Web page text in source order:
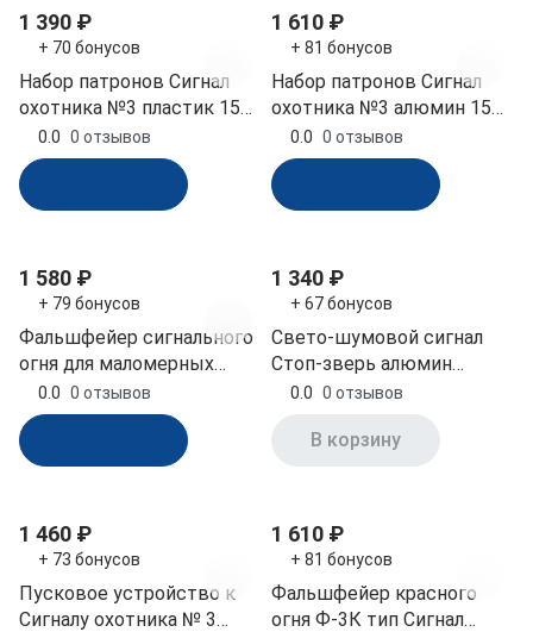
1 390 ₽
+ 70 бонусов
Набор патронов Сигнал
охотника №3 пластик 15
штук (СОП-15)
0.0 0 отзывов
1 610 ₽
+ 81 бонусов
Набор патронов Сигнал
охотника №3 алюмин 15
штук (СОМ-15)
0.0 0 отзывов
1 580 ₽
+ 79 бонусов
Фальшфейер сигнального
огня для маломерных
судов ФМС (ГИМС)
0.0 0 отзывов
1 340 ₽
+ 67 бонусов
Свето-шумовой сигнал
Стоп-зверь алюмин
(СЗ-15)
0.0 0 отзывов
В корзину
1 460 ₽
+ 73 бонусов
Пусковое устройство к
Сигналу охотника № 3
1 610 ₽
+ 81 бонусов
Фальшфейер красного
огня Ф-3К тип Сигнал